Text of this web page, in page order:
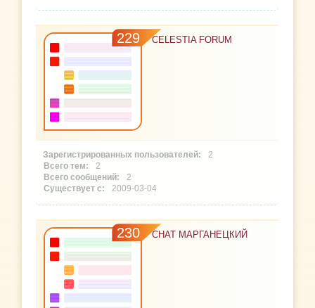
229 CELESTIA FORUM
2
2
2
2009-03-04
230 CHAT МАРГАНЕЦКИЙ